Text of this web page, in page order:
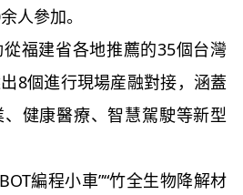
人參加。
建省各地推薦的35個台灣
8個進行現場産融對接，涵蓋
健康醫療、智慧駕駛等新型
編程小車”“竹全生物降解材